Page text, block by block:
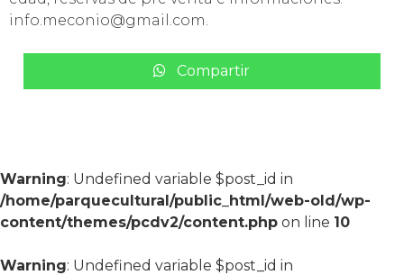
info.meconio@gmail.com.
Compartir
Warning: Undefined variable $post_id in
/home/parquecultural/public_html/web-old/wp-
content/themes/pcdv2/content.php on line 10
Warning: Undefined variable $post_id in